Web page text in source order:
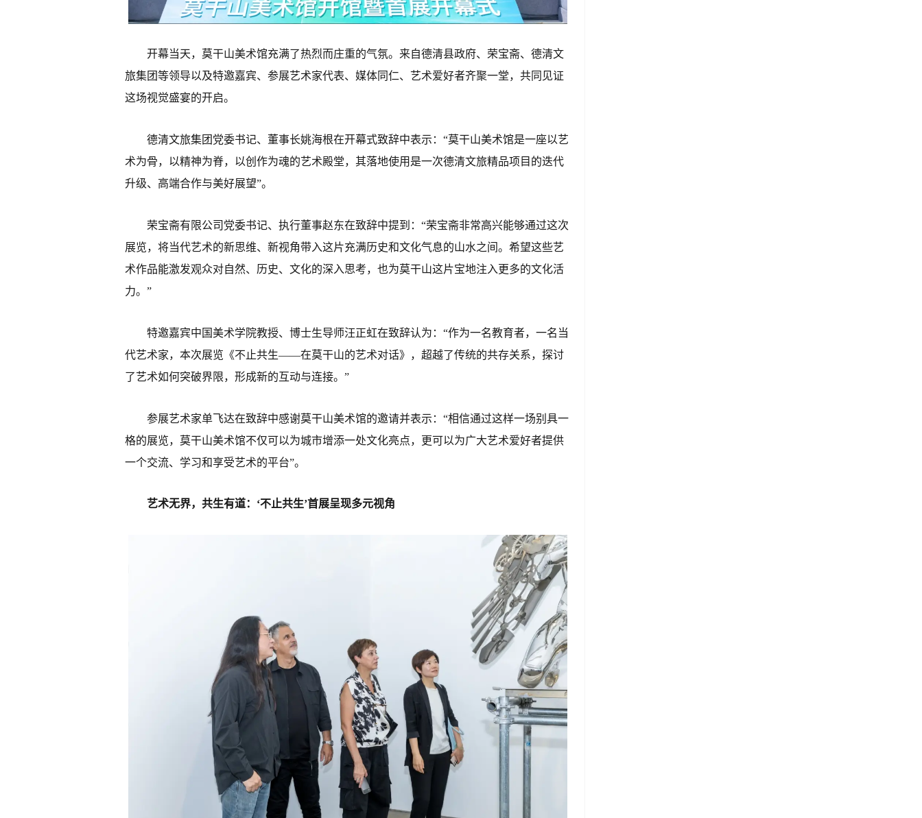
开幕当天，莫干山美术馆充满了热烈而庄重的气氛。来自德清县政府、荣宝斋、德清文
旅集团等领导以及特邀嘉宾、参展艺术家代表、媒体同仁、艺术爱好者齐聚一堂，共同见证
这场视觉盛宴的开启。
德清文旅集团党委书记、董事长姚海根在开幕式致辞中表示：“莫干山美术馆是一座以艺
术为骨，以精神为脊，以创作为魂的艺术殿堂，其落地使用是一次德清文旅精品项目的迭代
升级、高端合作与美好展望”。
荣宝斋有限公司党委书记、执行董事赵东在致辞中提到：“荣宝斋非常高兴能够通过这次
展览，将当代艺术的新思维、新视角带入这片充满历史和文化气息的山水之间。希望这些艺
术作品能激发观众对自然、历史、文化的深入思考，也为莫干山这片宝地注入更多的文化活
力。”
特邀嘉宾中国美术学院教授、博士生导师汪正虹在致辞认为：“作为一名教育者，一名当
代艺术家，本次展览《不止共生——在莫干山的艺术对话》，超越了传统的共存关系，探讨
了艺术如何突破界限，形成新的互动与连接。”
参展艺术家单飞达在致辞中感谢莫干山美术馆的邀请并表示：“相信通过这样一场别具一
格的展览，莫干山美术馆不仅可以为城市增添一处文化亮点，更可以为广大艺术爱好者提供
一个交流、学习和享受艺术的平台”。
艺术无界，共生有道：‘不止共生’首展呈现多元视角